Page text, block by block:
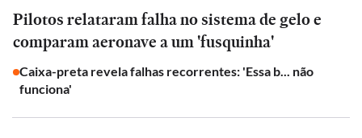
Pilotos relataram falha no sistema de gelo e
comparam aeronave a um 'fusquinha'
Caixa-preta revela falhas recorrentes: 'Essa b... não
funciona'